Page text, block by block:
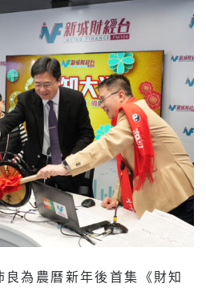
為農曆新年後首集《財知